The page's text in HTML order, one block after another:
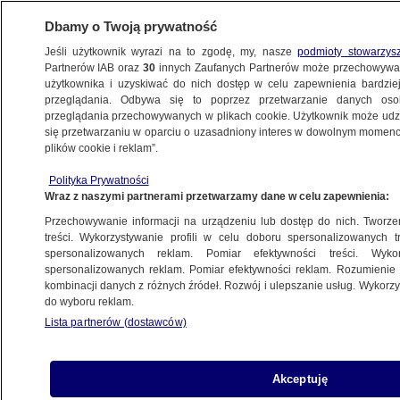
BIZNES
ZE ŚWIATA
21.01.2026, 18:03
Posłuchaj artykułu
Czyta lektor AI
Dbamy o Twoją prywatność
Jeśli użytkownik wyrazi na to zgodę, my, naszepodmioty
Partnerów IAB oraz30 innych Zaufanych Partnerów może
użytkownika i uzyskiwać do nich dostęp w celu zapewnienia
przeglądania. Odbywa się to poprzez przetwarzanie danych
przeglądania przechowywanych w plikach cookie. Użytkownik może
się przetwarzaniu w oparciu o uzasadniony interes w dowolnym
plików cookie i reklam”.
Polityka Prywatności
Wraz z naszymi partnerami przetwarzamy dane w celu zapewnienia:
Przechowywanie informacji na urządzeniu lub dostęp do nich.
treści. Wykorzystywanie profili w celu doboru spersonalizowanych
spersonalizowanych reklam. Pomiar efektywności treści.
spersonalizowanych reklam. Pomiar efektywności reklam.
kombinacji danych z różnych źródeł. Rozwój i ulepszanie usług.
do wyboru reklam.
Lista partnerów (dostawców)
Akceptuję